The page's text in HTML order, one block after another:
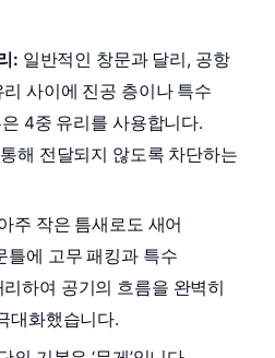
: 일반적인 창문과 달리, 공항
사이에 진공 층이나 특수
4중 유리를 사용합니다.
해 전달되지 않도록 차단하는
주 작은 틈새로도 새어
틀에 고무 패킹과 특수
하여 공기의 흐름을 완벽히
대화했습니다.